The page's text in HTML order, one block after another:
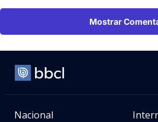
Mostrar
Nacional